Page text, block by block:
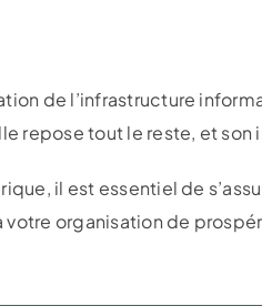
de l’infrastructure
repose tout le reste, et
il est essentiel de
organisation de